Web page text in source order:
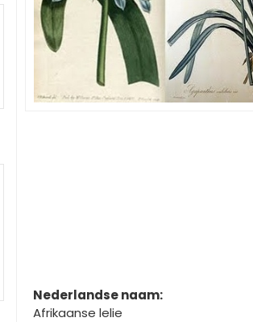
Nederlandse naam:
Afrikaanse lelie